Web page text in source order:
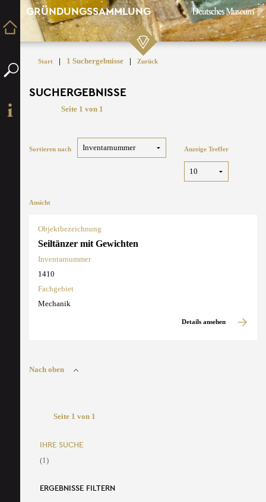
GRÜNDUNGSSAMMLUNG
Start | 1 Suchergebnisse | Zurück
SUCHERGEBNISSE
Seite 1 von 1
Sortieren nach Anzeige Treffer
Ansicht
Objektbezeichnung
Seiltänzer mit Gewichten
Inventarnummer
1410
Fachgebiet
Mechanik
Details ansehen
Nach oben
Seite 1 von 1
IHRE SUCHE
(1)
ERGEBNISSE FILTERN